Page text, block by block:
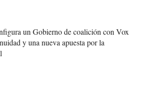
un Gobierno de coalición con Vox
y una nueva apuesta por la